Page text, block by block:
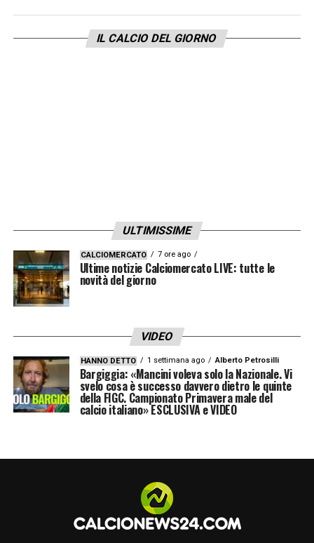
La sfida tra Fiorentina e Napoli non è solo un
appuntamento di campionato, ma anche un
Con queste premesse, la partita di stasera si
preannuncia intensa e ricca di spunti tattici,
con Pioli chiamato a trovare le soluzioni
Gudmundsson e sfruttare al meglio le novità
in rosa.
Portieri: De Gea, Lezzerini, Martinelli.
: Fagioli, Fazzini,
Mandragora, Ndour, Richardson, Sohm,
IL CALCIO DEL GIORNO
ULTIMISSIME
CALCIOMERCATO 7 ore ago
Ultime notizie Calciomercato LIVE: tutte le
novità del giorno
VIDEO
HANNO DETTO 1 settimana ago Alberto Petrosilli
Bargiggia: «Mancini voleva solo la Nazionale. Vi
svelo cosa è successo davvero dietro le quinte
della FIGC. Campionato Primavera male del
calcio italiano» ESCLUSIVA e VIDEO